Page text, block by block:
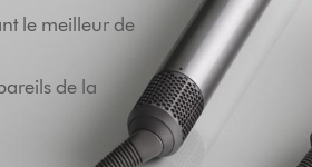
le meilleur de
de la